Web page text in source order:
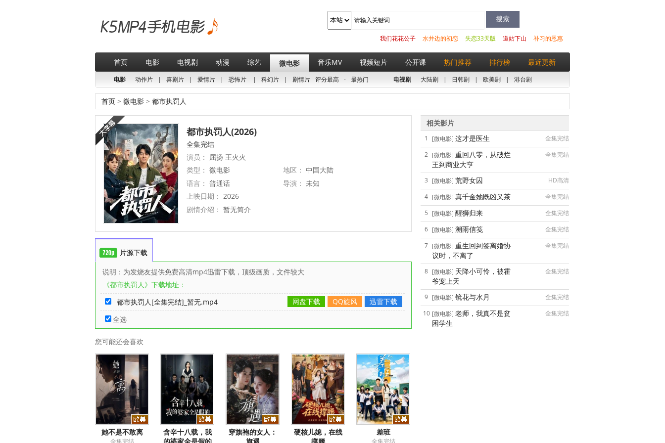
补习的恩惠
道姑下山
失恋33天版
水井边的初恋
我们花花公子
首页 电影 电视剧 动漫 综艺 微电影 音乐MV 视频短片 公开课 热门推荐 排行榜 最近更新
电影 动作片 | 喜剧片 | 爱情片 | 恐怖片 | 科幻片 | 剧情片 评分最高 - 最热门 电视剧 大陆剧 | 日韩剧 | 欧美剧 | 港台剧
首页 > 微电影 > 都市执罚人
都市执罚人(2026)
全集完结
演员： 屈扬 王火火
类型： 微电影 地区： 中国大陆
语言： 普通话 导演： 未知
上映日期： 2026
剧情介绍： 暂无简介
片源下载
说明：为发烧友提供免费高清mp4迅雷下载，顶级画质，文件较大
《都市执罚人》下载地址：
都市执罚人[全集完结]_暂无.mp4
迅雷下载
QQ旋风
网盘下载
全选
您可能还会喜欢
她不是不敢离
全集完结
含辛十八载，我
穿旗袍的女人：
硬核儿媳，在线
差班
全集完结
相关影片
1 [微电影] 这才是医生
全集完结
2 [微电影] 重回八零，从破烂
王到商业大亨
全集完结
3 [微电影] 荒野女囚
HD高清
4 [微电影] 真千金她既凶又茶
全集完结
5 [微电影] 醒狮归来
全集完结
6 [微电影] 溯雨信笺
全集完结
7 [微电影] 重生回到签离婚协
议时，不离了
全集完结
8 [微电影] 天降小可怜，被霍
爷宠上天
全集完结
9 [微电影] 镜花与水月
全集完结
10 [微电影] 老师，我真不是贫
困学生
全集完结